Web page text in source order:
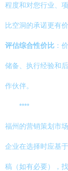
程度和对您行业、
比空洞的承诺更有价
评估综合性价比 ：
储备、执行经验和
作伙伴。
****
福州的营销策划市
企业在选择时应基
稿（如有必要），